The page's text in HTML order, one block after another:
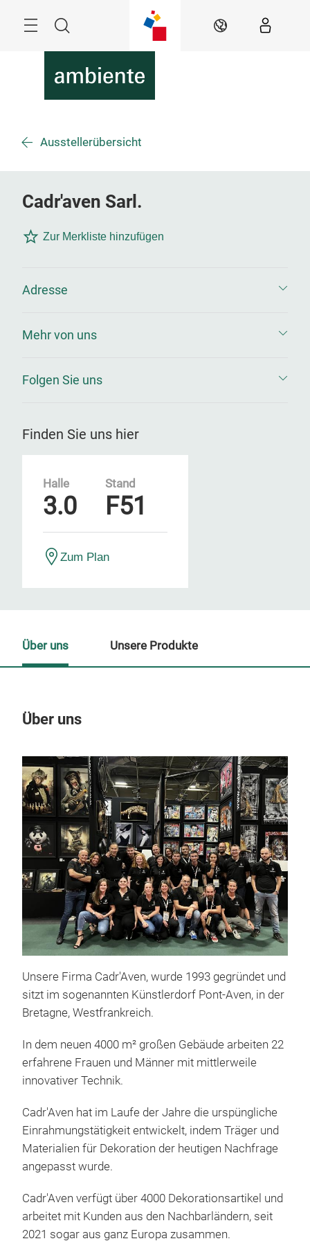
Suche DE
Ausstellerübersicht
Cadr'aven Sarl.
Zur Merkliste hinzufügen
Adresse
Mehr von uns
Folgen Sie uns
Finden Sie uns hier
Halle
3.0
Stand
F51
Zum Plan
Über uns
Unsere Firma Cadr'Aven, wurde 1993 gegründet und
sitzt im sogenannten Künstlerdorf Pont-Aven, in der
Bretagne, Westfrankreich.
In dem neuen 4000 m² großen Gebäude arbeiten 22
erfahrene Frauen und Männer mit mittlerweile
innovativer Technik.
Cadr'Aven hat im Laufe der Jahre die urspüngliche
Einrahmungstätigkeit entwickelt, indem Träger und
Materialien für Dekoration der heutigen Nachfrage
angepasst wurde.
Cadr'Aven verfügt über 4000 Dekorationsartikel und
arbeitet mit Kunden aus den Nachbarländern, seit
2021 sogar aus ganz Europa zusammen.
Über uns Unsere Produkte